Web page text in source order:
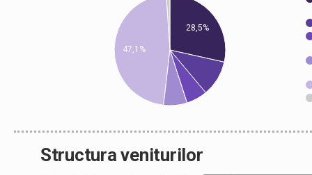
28,5%
47,1%
Structura veniturilor